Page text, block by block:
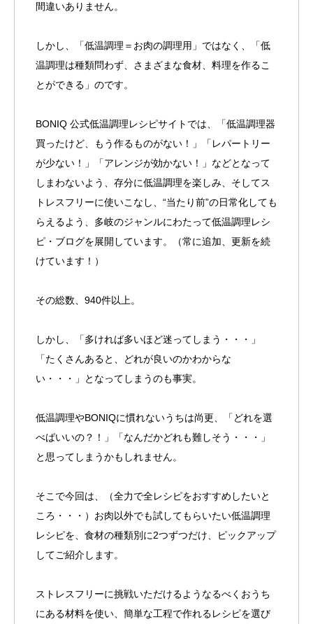
間違いありません。
しかし、「低温調理＝お肉の調理用」ではなく、「低
温調理は種類問わず、さまざまな食材、料理を作るこ
とができる」のです。
BONIQ 公式低温調理レシピサイトでは、「低温調理器
買ったけど、もう作るものがない！」「レパートリー
が少ない！」「アレンジが効かない！」などとなって
しまわないよう、存分に低温調理を楽しみ、そしてス
トレスフリーに使いこなし、“当たり前”の日常化しても
らえるよう、多岐のジャンルにわたって低温調理レシ
ピ・ブログを展開しています。（常に追加、更新を続
けています！）
その総数、940件以上。
しかし、「多ければ多いほど迷ってしまう・・・」
「たくさんあると、どれが良いのかわからな
い・・・」となってしまうのも事実。
低温調理やBONIQに慣れないうちは尚更、「どれを選
べばいいの？！」「なんだかどれも難しそう・・・」
と思ってしまうかもしれません。
そこで今回は、（全力で全レシピをおすすめしたいと
ころ・・・）お肉以外でも試してもらいたい低温調理
レシピを、食材の種類別に2つずつだけ、ピックアップ
してご紹介します。
ストレスフリーに挑戦いただけるようなるべくおうち
にある材料を使い、簡単な工程で作れるレシピを選び